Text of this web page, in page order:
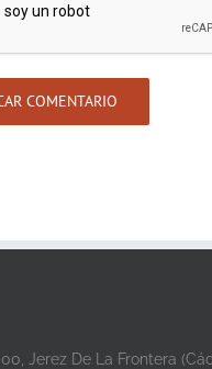
Jerez De La Frontera